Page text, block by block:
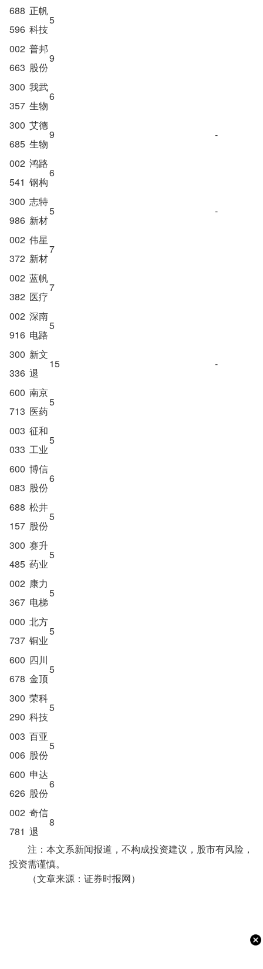
688
596
正帆
科技
5
002
663
普邦
股份
9
300
357
我武
生物
6
300
685
艾德
生物
9 -
002
541
鸿路
钢构
6
300
986
志特
新材
5 -
002
372
伟星
新材
7
002
382
蓝帆
医疗
7
002
916
深南
电路
5
300
336
新文
退
15 -
600
713
南京
医药
5
003
033
征和
工业
5
600
083
博信
股份
6
688
157
松井
股份
5
300
485
赛升
药业
5
002
367
康力
电梯
5
000
737
北方
铜业
5
600
678
四川
金顶
5
300
290
荣科
科技
5
003
006
百亚
股份
5
600
626
申达
股份
6
002
781
奇信
退
8
注：本文系新闻报道，不构成投资建议，股市有风险，
投资需谨慎。
（文章来源：证券时报网）